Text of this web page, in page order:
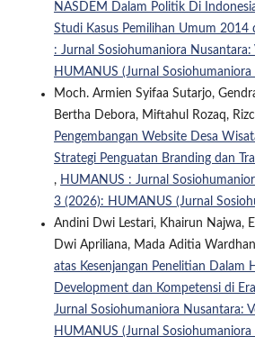
NASDEM Dalam Politik Di
Studi Kasus Pemilihan Umum 2014
: Jurnal Sosiohumaniora
HUMANUS (Jurnal Sosiohumaniora
Moch. Armien Syifaa Sutarjo,
Bertha Debora, Miftahul Rozaq,
Pengembangan Website Desa
Strategi Penguatan Branding dan
, HUMANUS : Jurnal
3 (2026): HUMANUS (Jurnal
Andini Dwi Lestari, Khairun Najwa,
Dwi Apriliana, Mada Aditia
atas Kesenjangan Penelitian Dalam
Development dan Kompetensi di
Jurnal Sosiohumaniora Nusantara:
HUMANUS (Jurnal Sosiohumaniora